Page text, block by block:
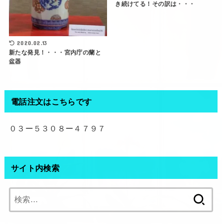
2020.02.13
新たな発見！・・・宮内庁の蘭と
盆器
き続けてる！その訳は・・・
電話注文はこちらです
０３ー５３０８ー４７９７
サイト内検索
索: